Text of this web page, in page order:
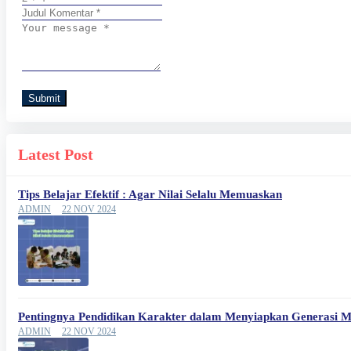
Submit
Latest Post
Tips Belajar Efektif : Agar Nilai Selalu Memuaskan
ADMIN 22 NOV 2024
Pentingnya Pendidikan Karakter dalam Menyiapkan Generasi
ADMIN 22 NOV 2024